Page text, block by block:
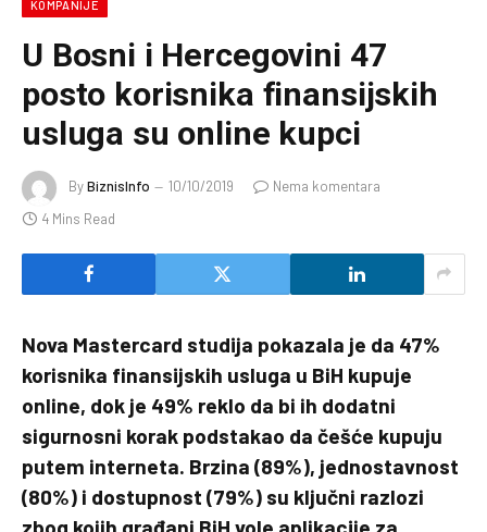
KOMPANIJE
U Bosni i Hercegovini 47
posto korisnika finansijskih
usluga su online kupci
ByBiznisInfo 10/10/2019
Nema komentara
4 Mins Read
Nova Mastercard studija pokazala je da 47%
korisnika finansijskih usluga u BiH kupuje
online, dok je 49% reklo da bi ih dodatni
sigurnosni korak podstakao da češće kupuju
putem interneta. Brzina (89%), jednostavnost
(80%) i dostupnost (79%) su ključni razlozi